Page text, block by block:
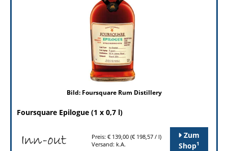
Bild: Foursquare Rum Distillery
Foursquare Epilogue (1 x 0,7 l)
Preis: € 139,00 (€ 198,57 / l)
Versand: k.A.
Zum
Shop1